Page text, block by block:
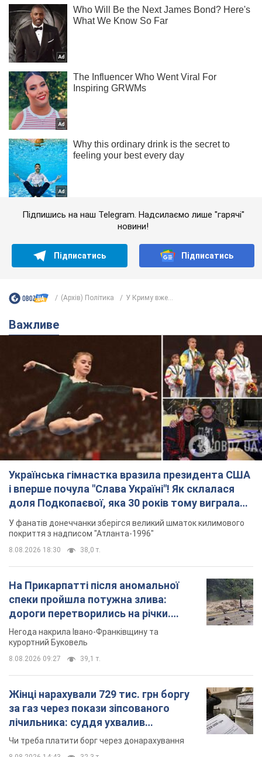
Підпишись на наш Telegram. Надсилаємо лише "гарячі"
новини!
Підписатись Підписатись
(Архів) Політика У Криму вже...
Важливе
Українська гімнастка вразила президента США
і вперше почула "Слава Україні"! Як склалася
доля Подкопаєвої, яка 30 років тому виграла
"золото" Олімпіади
У фанатів донеччанки зберігся великий шматок килимового
покриття з надписом "Атланта-1996"
8.08.2026 18:30 38,0 т.
На Прикарпатті після аномальної
спеки пройшла потужна злива:
дороги перетворились на річки.
Відео
Негода накрила Івано-Франківщину та
курортний Буковель
8.08.2026 09:27 39,1 т.
Жінці нарахували 729 тис. грн боргу
за газ через покази зіпсованого
лічильника: суддя ухвалив
неочікуване рішення
Чи треба платити борг через донарахування